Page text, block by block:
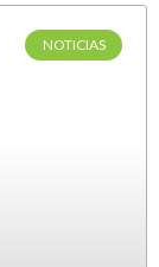
NOTICIAS